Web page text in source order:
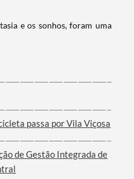
e os sonhos, foram uma
passa por Vila Viçosa
de Gestão Integrada de